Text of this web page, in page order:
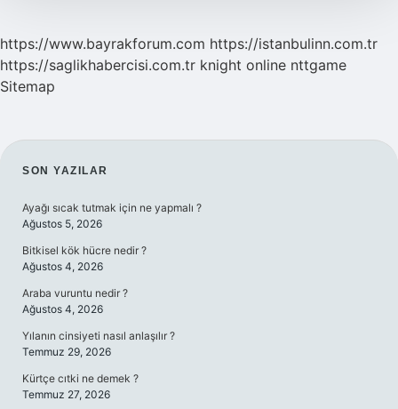
https://www.bayrakforum.com https://istanbulinn.com.tr
https://saglikhabercisi.com.tr knight online nttgame
Sitemap
SIDEBAR
SON YAZILAR
Ayağı sıcak tutmak için ne yapmalı ?
Ağustos 5, 2026
Bitkisel kök hücre nedir ?
Ağustos 4, 2026
Araba vuruntu nedir ?
Ağustos 4, 2026
Yılanın cinsiyeti nasıl anlaşılır ?
Temmuz 29, 2026
Kürtçe cıtki ne demek ?
Temmuz 27, 2026